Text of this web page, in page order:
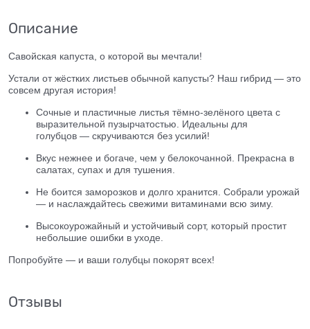
Описание
Савойская капуста, о которой вы мечтали!
Устали от жёстких листьев обычной капусты? Наш гибрид — это
совсем другая история!
Сочные и пластичные листья тёмно-зелёного цвета с
выразительной пузырчатостью. Идеальны для
голубцов — скручиваются без усилий!
Вкус нежнее и богаче, чем у белокочанной. Прекрасна в
салатах, супах и для тушения.
Не боится заморозков и долго хранится. Собрали урожай
— и наслаждайтесь свежими витаминами всю зиму.
Высокоурожайный и устойчивый сорт, который простит
небольшие ошибки в уходе.
Попробуйте — и ваши голубцы покорят всех!
Отзывы